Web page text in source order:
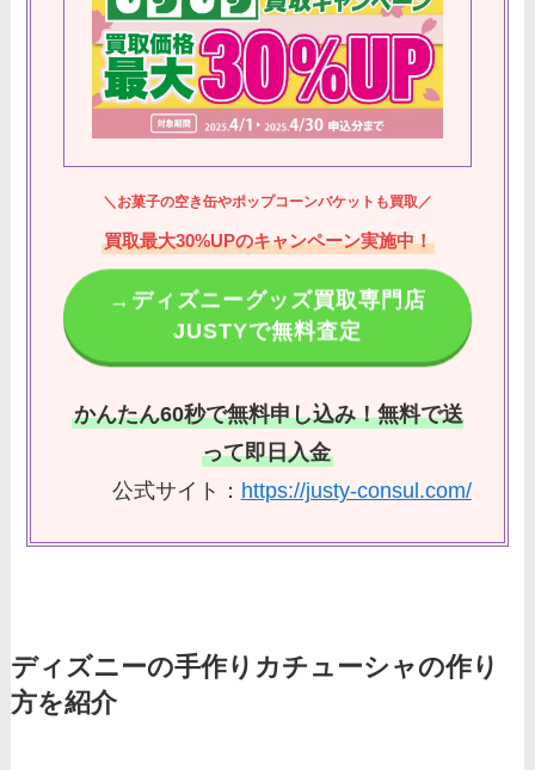
＼お菓子の空き缶やポップコーンバケットも買取／
買取最大30%UPのキャンペーン実施中！
→ディズニーグッズ買取専門店
JUSTYで無料査定
かんたん60秒で無料申し込み！無料で送
って即日入金
公式サイト： https://justy-consul.com/
ディズニーの手作りカチューシャの作り
方を紹介